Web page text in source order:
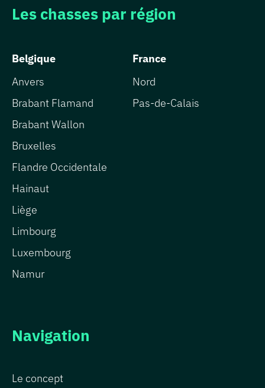
Navigation
Le concept
Les chasses par région
Belgique
Anvers
Brabant Flamand
Brabant Wallon
Bruxelles
Flandre Occidentale
Hainaut
Liège
Limbourg
Luxembourg
Namur
France
Nord
Pas-de-Calais